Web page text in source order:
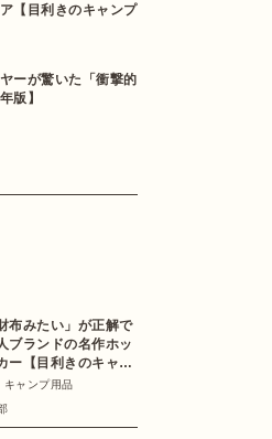
【目利きのキャンプ
ーが驚いた「衝撃的
版】
布みたい」が正解で
ブランドの名作ホッ
ー【目利きのキャン
キャンプ用品